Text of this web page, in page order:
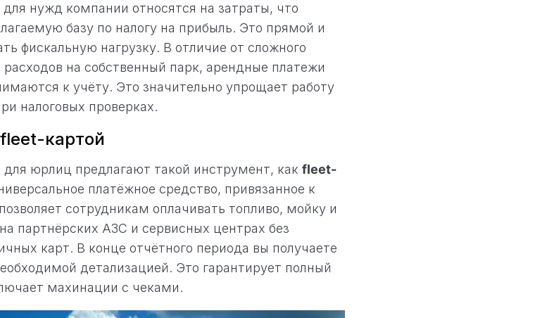
нужд компании относятся на затраты, что
базу по налогу на прибыль. Это прямой и
фискальную нагрузку. В отличие от сложного
на собственный парк, арендные платежи
к учёту. Это значительно упрощает работу
налоговых проверках.
картой
юрлиц предлагают такой инструмент, как fleet-
платёжное средство, привязанное к
сотрудникам оплачивать топливо, мойку и
партнёрских АЗС и сервисных центрах без
карт. В конце отчётного периода вы получаете
детализацией. Это гарантирует полный
махинации с чеками.